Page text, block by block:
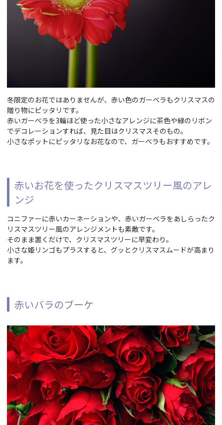
冬限定のお花ではありませんが、赤い色のガーベラもクリスマスの
贈り物にピッタリです。
赤いガーベラを3輪ほど使った小さなアレンジに茶色や緑のリボン
でデコレーションすれば、見た目はクリスマスそのもの。
小さなポットにピッタリなお花なので、ガーベラもおすすめです。
赤いお花を使ったクリスマスツリー風のアレ
ンジ
コニファーに赤いカーネーションや、赤いガーベラをあしらったク
リスマスツリー風のアレンジメントも素敵です。
そのまま置くだけで、クリスマスツリーに早変わり。
小さな姫リンゴもプラスすると、グッとクリスマスムードが高まり
ます。
赤いバラのブーケ